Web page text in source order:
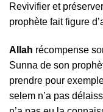
Revivifier et
prophète fait figure
Allah récompense
Sunna de son
prendre pour
selem n’a pas